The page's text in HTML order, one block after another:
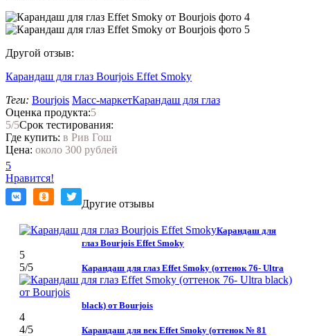
Другой отзыв:
Карандаш для глаз Bourjois Effet Smoky
Теги: Bourjois Масс-маркетКарандаш для глаз
Оценка продукта:5
5/5Срок тестирования:
Где купить: в Рив Гош
Цена: около 300 рублей
5
Нравится!
Другие отзывы
Карандаш для
глаз Bourjois Effet Smoky
5
5/5 Карандаш для глаз Effet Smoky (оттенок 76- Ultra
black) от Bourjois
4
4/5 Карандаш для век Effet Smoky (оттенок № 81